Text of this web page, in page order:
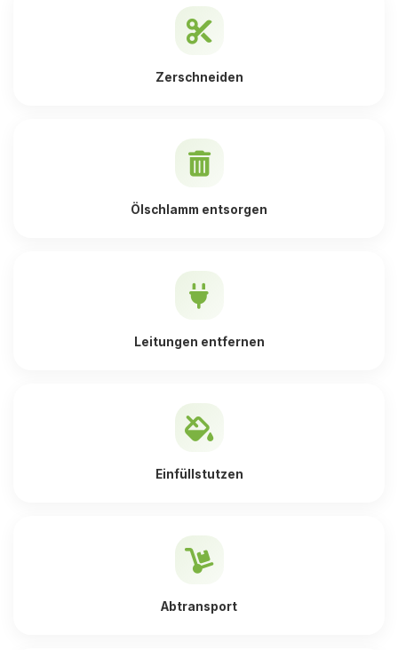
Zerschneiden
Ölschlamm entsorgen
Leitungen entfernen
Einfüllstutzen
Abtransport